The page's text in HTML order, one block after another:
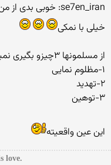
se7en_iran: خوبى بدى از من ديديد حلال كنيد
خیلی با نمکی
از مسلمونها ۳چیزو بگیری نمیتونن بحث کنن
۱-مظلوم نمایی
۲-تهدید
۳-توهین
این عین واقعیته
.What's life? Life is love